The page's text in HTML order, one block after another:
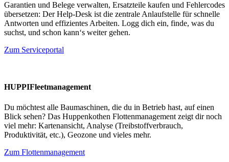
Garantien und Belege verwalten, Ersatzteile kaufen und Fehlercodes
übersetzen: Der Help-Desk ist die zentrale Anlaufstelle für schnelle
Antworten und effizientes Arbeiten. Logg dich ein, finde, was du
suchst, und schon kann‘s weiter gehen.
Zum Serviceportal
HUPPIFleetmanagement
Du möchtest alle Baumaschinen, die du in Betrieb hast, auf einen
Blick sehen? Das Huppenkothen Flottenmanagement zeigt dir noch
viel mehr: Kartenansicht, Analyse (Treibstoffverbrauch,
Produktivität, etc.), Geozone und vieles mehr.
Zum Flottenmanagement